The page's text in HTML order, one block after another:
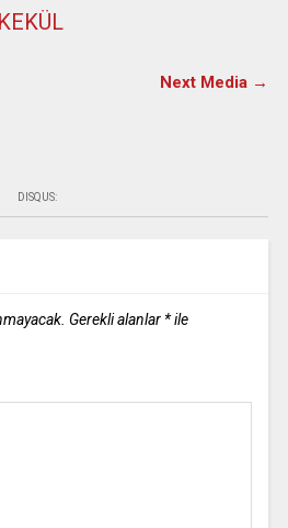
Next Media →
DISQUS:
Gerekli alanlar *ile